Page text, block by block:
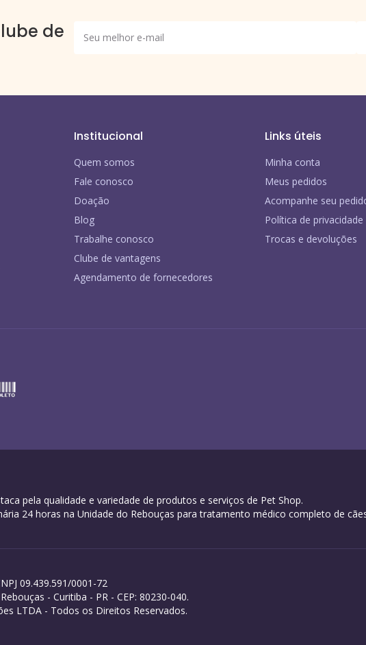
de
Institucional
Quem somos
Fale conosco
Doação
Blog
Trabalhe conosco
Clube de vantagens
Agendamento de fornecedores
Links úteis
Minha conta
Meus pedidos
Acompanhe seu
Política de privacidade
Trocas e devoluções
pela qualidade e variedade de produtos e serviços de Pet Shop.
24 horas na Unidade do Rebouças para tratamento médico completo de
09.439.591/0001-72
- Curitiba - PR - CEP: 80230-040.
LTDA - Todos os Direitos Reservados.